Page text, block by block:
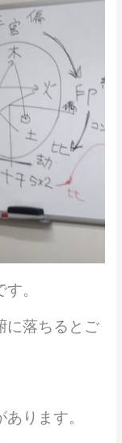
。
に落ちるとご
ります。